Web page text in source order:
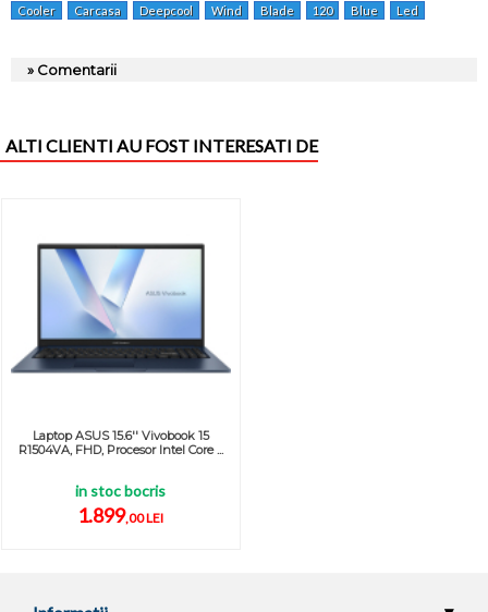
Cooler Carcasa Deepcool Wind Blade 120 Blue Led
» Comentarii
ALTI CLIENTI AU FOST INTERESATI DE
Laptop ASUS 15.6'' Vivobook 15
R1504VA, FHD, Procesor Intel Core ...
in stoc bocris
1.899,00 LEI